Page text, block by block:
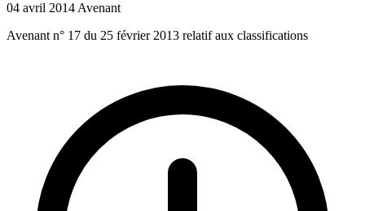
04 avril 2014 Avenant
Avenant n° 17 du 25 février 2013 relatif aux classifications